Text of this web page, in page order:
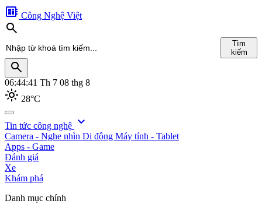
developer_board Công Nghệ Việt
search
Tìm
kiếm
search
06:44:42 Th 7 08 thg 8
light_mode 28°C
search
Tin tức công nghệ expand_more
Camera - Nghe nhìn Di động Máy tính - Tablet
Apps - Game
Đánh giá
Xe
Khám phá
Danh mục chính